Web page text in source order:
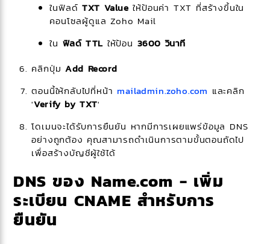
ในฟิลด์TXT Value ให้ป้อนค่า TXT ที่สร้างขึ้นใน
คอนโซลผู้ดูแล Zoho Mail
ใน ฟิลด์ TTL ให้ป้อน 3600 วินาที
คลิกปุ่มAdd Record
ตอนนี้ให้กลับไปที่หน้า mailadmin.zoho.com และคลิก
'Verify by TXT'
โดเมนจะได้รับการยืนยัน หากมีการเผยแพร่ข้อมูล DNS
อย่างถูกต้อง คุณสามารถดำเนินการตามขั้นตอนถัดไป
เพื่อสร้างบัญชีผู้ใช้ได้
DNS ของ Name.com - เพิ่ม
ระเบียน CNAME สำหรับการ
ยืนยัน